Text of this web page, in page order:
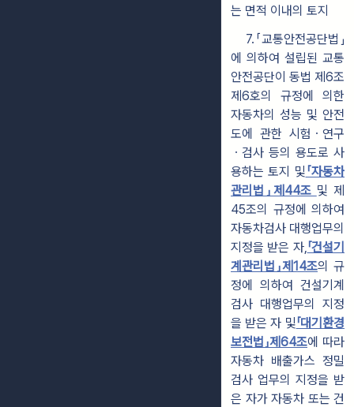
는 면적 이내의 토지
7.「교통안전공단법」
에 의하여 설립된 교통
안전공단이 동법 제6조
제6호의 규정에 의한
자동차의 성능 및 안전
도에 관한 시험ㆍ연구
ㆍ검사 등의 용도로 사
용하는 토지 및「자동차
관리법」제44조 및 제
45조의 규정에 의하여
자동차검사 대행업무의
지정을 받은 자,「건설기
계관리법」제14조의 규
정에 의하여 건설기계
검사 대행업무의 지정
을 받은 자 및「대기환경
보전법」제64조에 따라
자동차 배출가스 정밀
검사 업무의 지정을 받
은 자가 자동차 또는 건